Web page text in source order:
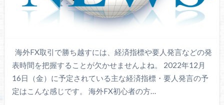
海外FX取引で勝ち越すには、経済指標や要人発言などの発
表時間を把握することが欠かせませんよね。 2022年12月
16日（金）に予定されている主な経済指標・要人発言の予
定はこんな感じです。 海外FX初心者の方…